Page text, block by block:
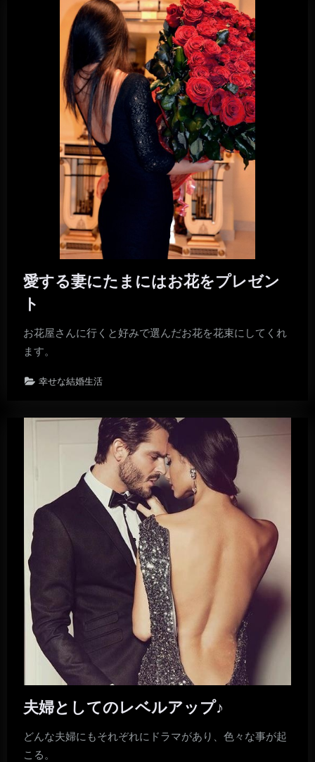
愛する妻にたまにはお花をプレゼン
ト
お花屋さんに行くと好みで選んだお花を花束にしてくれ
ます。
幸せな結婚生活
夫婦としてのレベルアップ♪
どんな夫婦にもそれぞれにドラマがあり、色々な事が起
こる。